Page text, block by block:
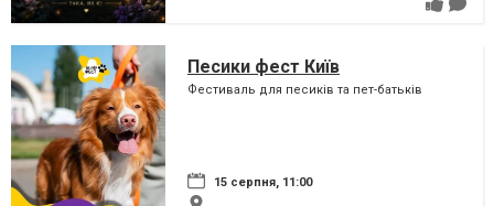
Песики фест Київ
Фестиваль для песиків та пет-батьків
15 серпня, 11:00